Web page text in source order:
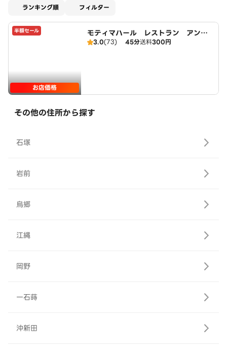
ランキング順 フィルター
半額セール
お店価格
モティマハール レストラン アンド
バー
3.0(73) 45分送料300円
その他の住所から探す
石塚
岩前
烏郷
江縄
岡野
一石蒔
沖新田